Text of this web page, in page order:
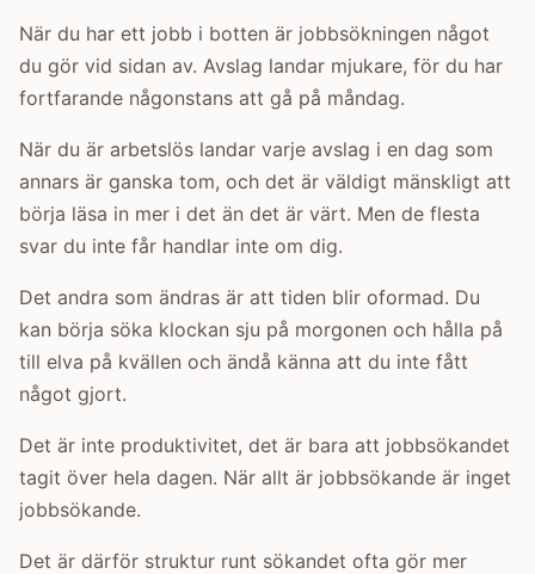
När du har ett jobb i botten är jobbsökningen något
du gör vid sidan av. Avslag landar mjukare, för du har
fortfarande någonstans att gå på måndag.
När du är arbetslös landar varje avslag i en dag som
annars är ganska tom, och det är väldigt mänskligt att
börja läsa in mer i det än det är värt. Men de flesta
svar du inte får handlar inte om dig.
Det andra som ändras är att tiden blir oformad. Du
kan börja söka klockan sju på morgonen och hålla på
till elva på kvällen och ändå känna att du inte fått
något gjort.
Det är inte produktivitet, det är bara att jobbsökandet
tagit över hela dagen. När allt är jobbsökande är inget
jobbsökande.
Det är därför struktur runt sökandet ofta gör mer